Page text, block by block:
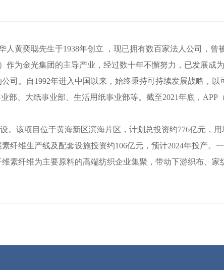
黄奕聪先生于1938年创立 ，现已拥有数百家法人公司，曾
作为金光集团的主导产业，经过数十年不懈努力，已发展成
司。自1992年进入中国以来，始终秉持可持续发展战略，
部、大纸事业部、生活用纸事业部等。截至2021年底，APP
该项目位于黄海新区滨海片区，计划总投资约776亿元，用
纤维生产线及配套设施投资约106亿元，预计2024年投产。
素纤维为主要原料的高端纺织企业集聚，带动下游织布、